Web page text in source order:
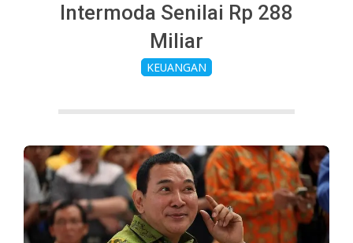
Intermoda Senilai Rp 288
Miliar
KEUANGAN